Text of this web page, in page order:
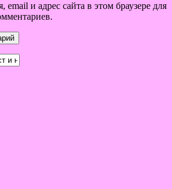
и адрес сайта в этом браузере для